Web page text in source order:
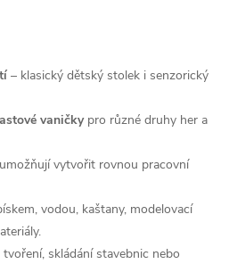
– klasický dětský stolek i senzorický
vaničkypro různé druhy her a
umožňují vytvořit rovnou pracovní
vodou, kaštany, modelovací
skládání stavebnic nebo